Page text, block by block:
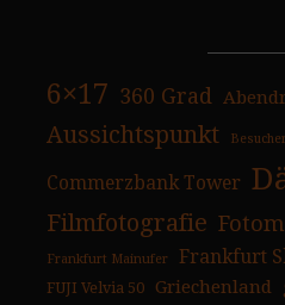
6×17 360 Grad
Aussichtspunkt Besucher
Commerzbank Tower
Filmfotografie
Frankfurt Mainufer Frankfurt
FUJI Velvia 50
Griechenland